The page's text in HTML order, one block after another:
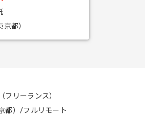
京都）
フリーランス）
都）/フルリモート